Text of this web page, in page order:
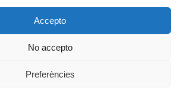
Accepto
No accepto
Preferències
AMB LA COL·LABORACIÓ